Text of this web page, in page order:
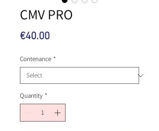
CMV PRO
€40.00Price
Contenance *
Quantity *